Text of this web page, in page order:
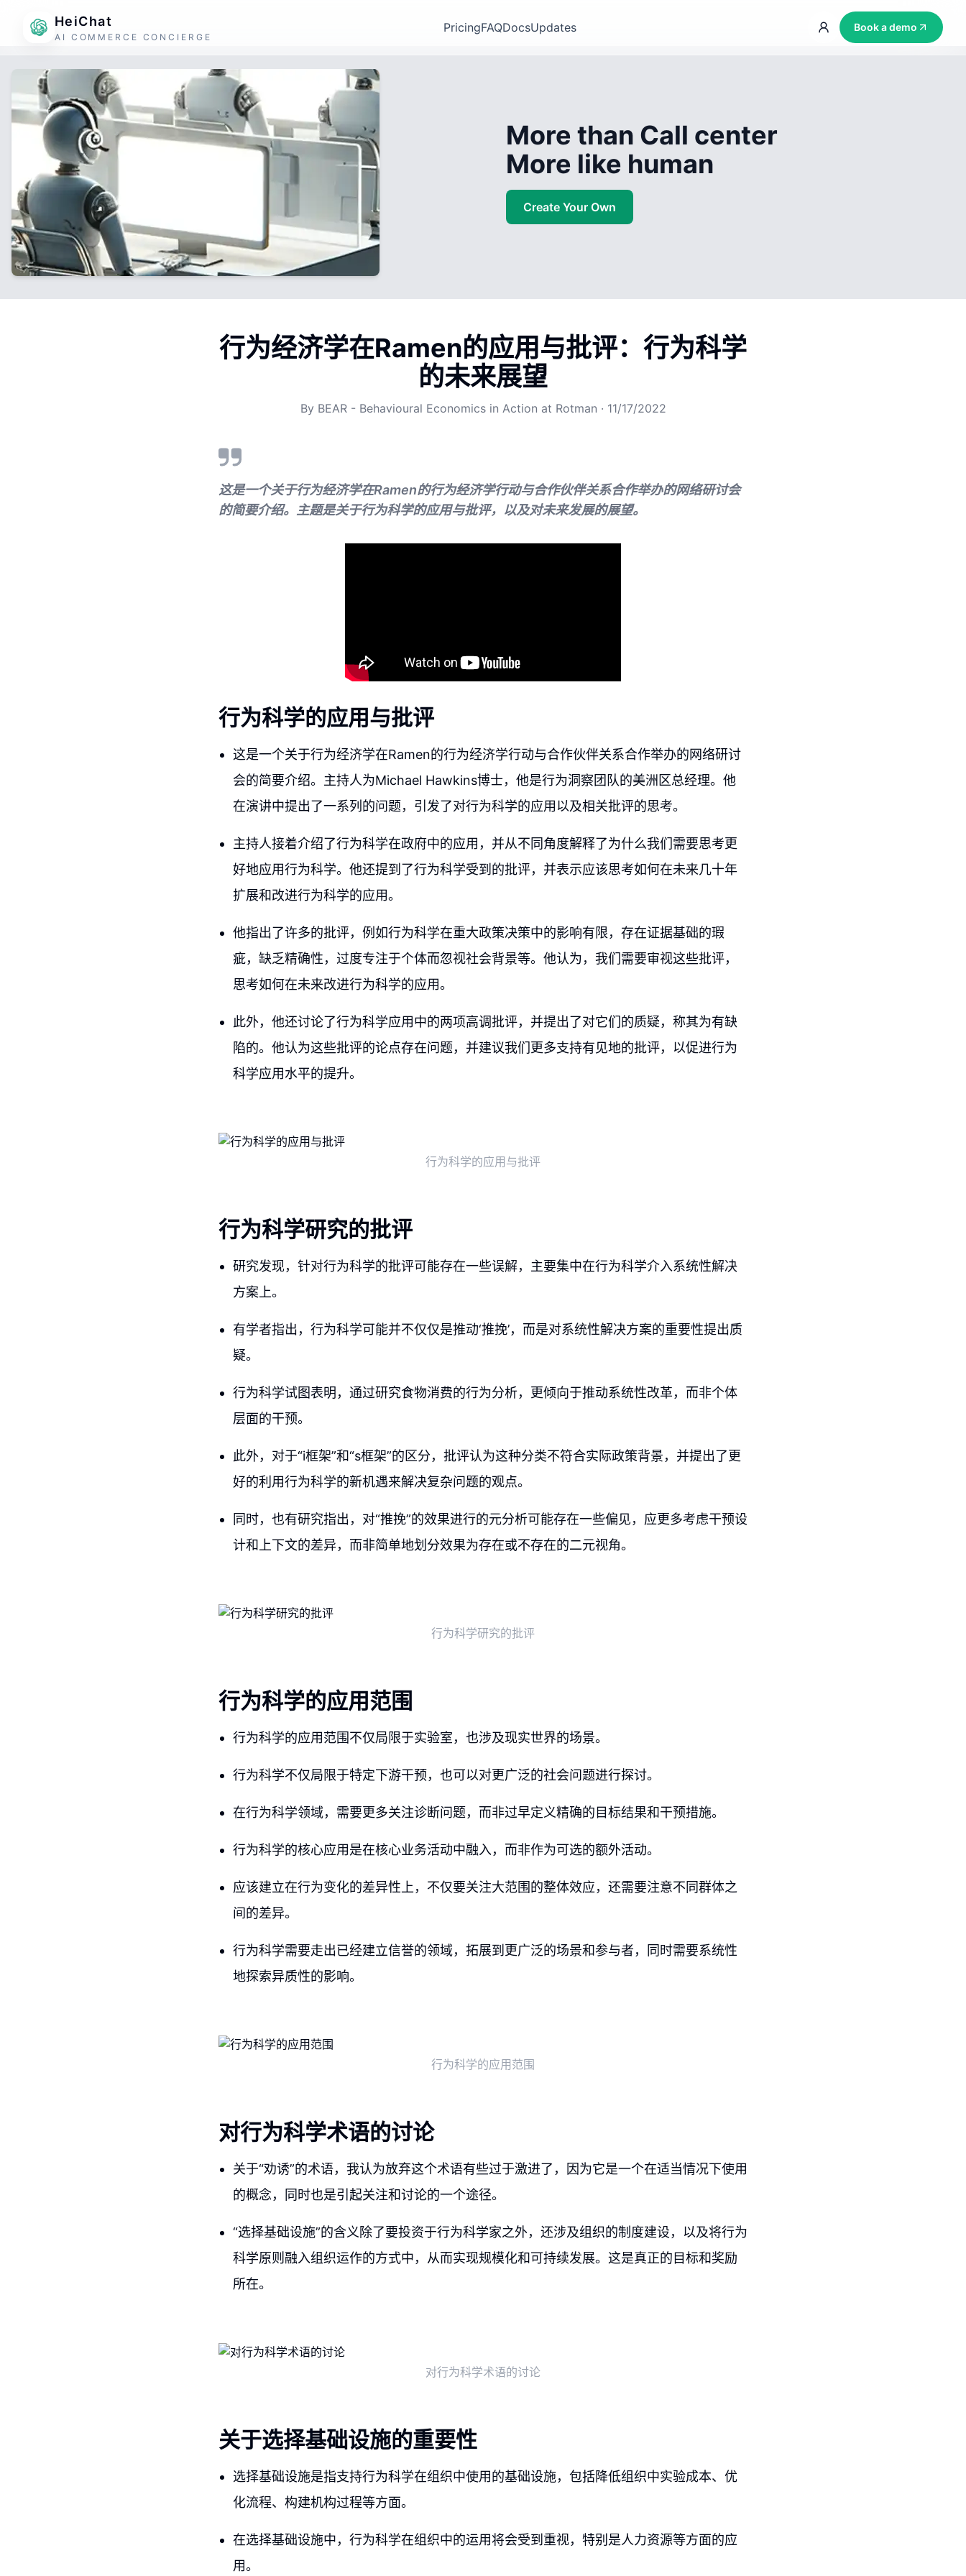
HeiChat
AI COMMERCE CONCIERGE
PricingFAQDocsUpdates Book a demo
More than Call center
More like human
Create Your Own
行为经济学在Ramen的应用与批评：行为科学
的未来展望
By BEAR - Behavioural Economics in Action at Rotman · 11/17/2022
这是一个关于行为经济学在Ramen的行为经济学行动与合作伙伴关系合作举办的网络研讨会
的简要介绍。主题是关于行为科学的应用与批评，以及对未来发展的展望。
行为科学的应用与批评
这是一个关于行为经济学在Ramen的行为经济学行动与合作伙伴关系合作举办的网络研讨
会的简要介绍。主持人为Michael Hawkins博士，他是行为洞察团队的美洲区总经理。他
在演讲中提出了一系列的问题，引发了对行为科学的应用以及相关批评的思考。
主持人接着介绍了行为科学在政府中的应用，并从不同角度解释了为什么我们需要思考更
好地应用行为科学。他还提到了行为科学受到的批评，并表示应该思考如何在未来几十年
扩展和改进行为科学的应用。
他指出了许多的批评，例如行为科学在重大政策决策中的影响有限，存在证据基础的瑕
疵，缺乏精确性，过度专注于个体而忽视社会背景等。他认为，我们需要审视这些批评，
思考如何在未来改进行为科学的应用。
此外，他还讨论了行为科学应用中的两项高调批评，并提出了对它们的质疑，称其为有缺
陷的。他认为这些批评的论点存在问题，并建议我们更多支持有见地的批评，以促进行为
科学应用水平的提升。
行为科学的应用与批评
行为科学研究的批评
研究发现，针对行为科学的批评可能存在一些误解，主要集中在行为科学介入系统性解决
方案上。
有学者指出，行为科学可能并不仅仅是推动‘推挽’，而是对系统性解决方案的重要性提出质
疑。
行为科学试图表明，通过研究食物消费的行为分析，更倾向于推动系统性改革，而非个体
层面的干预。
此外，对于“i框架”和“s框架”的区分，批评认为这种分类不符合实际政策背景，并提出了更
好的利用行为科学的新机遇来解决复杂问题的观点。
同时，也有研究指出，对“推挽”的效果进行的元分析可能存在一些偏见，应更多考虑干预设
计和上下文的差异，而非简单地划分效果为存在或不存在的二元视角。
行为科学研究的批评
行为科学的应用范围
行为科学的应用范围不仅局限于实验室，也涉及现实世界的场景。
行为科学不仅局限于特定下游干预，也可以对更广泛的社会问题进行探讨。
在行为科学领域，需要更多关注诊断问题，而非过早定义精确的目标结果和干预措施。
行为科学的核心应用是在核心业务活动中融入，而非作为可选的额外活动。
应该建立在行为变化的差异性上，不仅要关注大范围的整体效应，还需要注意不同群体之
间的差异。
行为科学需要走出已经建立信誉的领域，拓展到更广泛的场景和参与者，同时需要系统性
地探索异质性的影响。
行为科学的应用范围
对行为科学术语的讨论
关于“劝诱”的术语，我认为放弃这个术语有些过于激进了，因为它是一个在适当情况下使用
的概念，同时也是引起关注和讨论的一个途径。
“选择基础设施”的含义除了要投资于行为科学家之外，还涉及组织的制度建设，以及将行为
科学原则融入组织运作的方式中，从而实现规模化和可持续发展。这是真正的目标和奖励
所在。
对行为科学术语的讨论
关于选择基础设施的重要性
选择基础设施是指支持行为科学在组织中使用的基础设施，包括降低组织中实验成本、优
化流程、构建机构过程等方面。
在选择基础设施中，行为科学在组织中的运用将会受到重视，特别是人力资源等方面的应
用。